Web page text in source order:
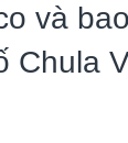
và
Chula